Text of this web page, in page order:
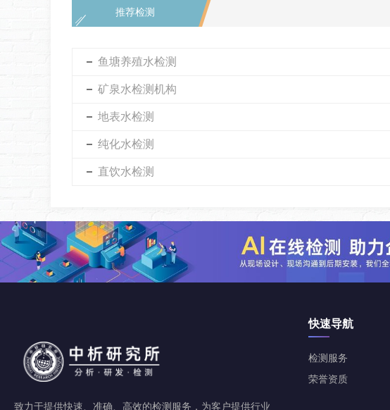
推荐检测
鱼塘养殖水检测
矿泉水检测机构
地表水检测
纯化水检测
直饮水检测
致力于提供快速、准确、高效的检测服务，为客户提供行业
快速导航
检测服务
荣誉资质